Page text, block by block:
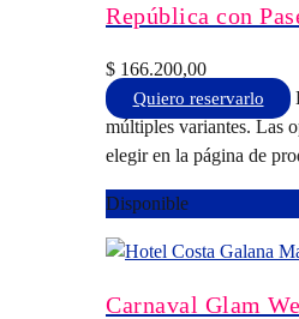
República con
$ 166.200,00
Quiero reservarlo
múltiples variantes. Las
elegir en la página de
Disponible
Carnaval Glam